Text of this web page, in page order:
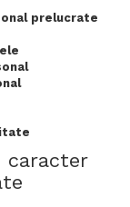
prelucrate
caracter